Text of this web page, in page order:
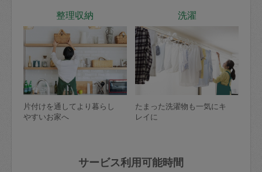
整理収納
片付けを通してより暮らし
やすいお家へ
洗濯
たまった洗濯物も一気にキ
レイに
サービス利用可能時間